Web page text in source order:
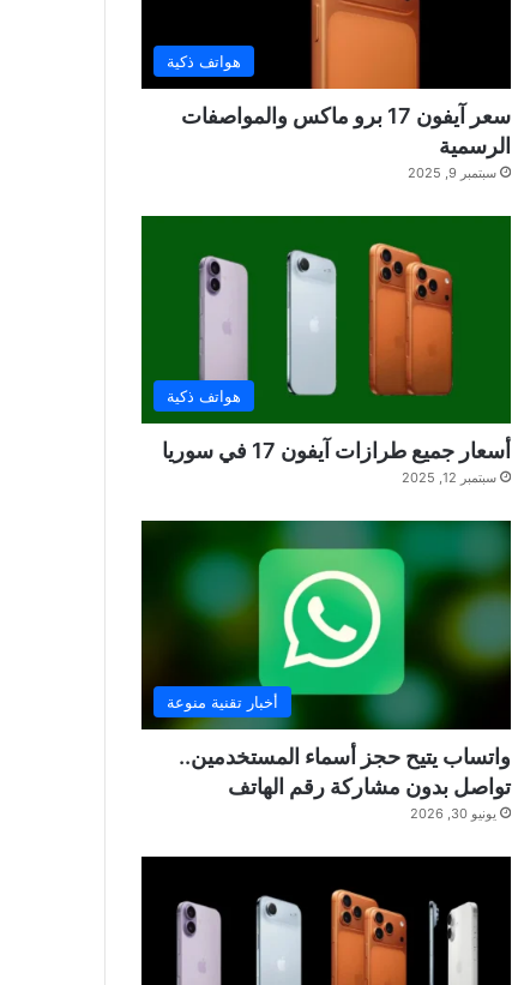
هواتف ذكية
سعر آيفون 17 برو ماكس والمواصفات
الرسمية
سبتمبر 9, 2025
هواتف ذكية
أسعار جميع طرازات آيفون 17 في سوريا
سبتمبر 12, 2025
أخبار تقنية منوعة
واتساب يتيح حجز أسماء المستخدمين..
تواصل بدون مشاركة رقم الهاتف
يونيو 30, 2026